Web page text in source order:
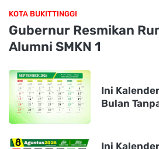
KOTA BUKITTINGGI
Gubernur Resmikan
Alumni SMKN 1
Ini
Bulan
Ini